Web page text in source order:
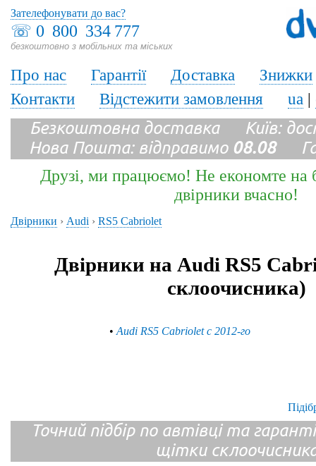
☏ 0 800 334 777
безкоштовно з мобільних та міських
Зателефонувати до вас?
Про нас Гарантії Доставка
Знижки
Контакти
Відстежити замовлення ua |
Безкоштовна доставка Київ:
Нова Пошта: відправимо 08.08
Друзі, ми працюємо! Не економте на
двірники вчасно!
Двірники › Audi › RS5 Cabriolet
Двірники на Audi RS5
склоочисника)
• Audi RS5 Cabriolet с 2012-го
Точний підбір по автівці та
щітки